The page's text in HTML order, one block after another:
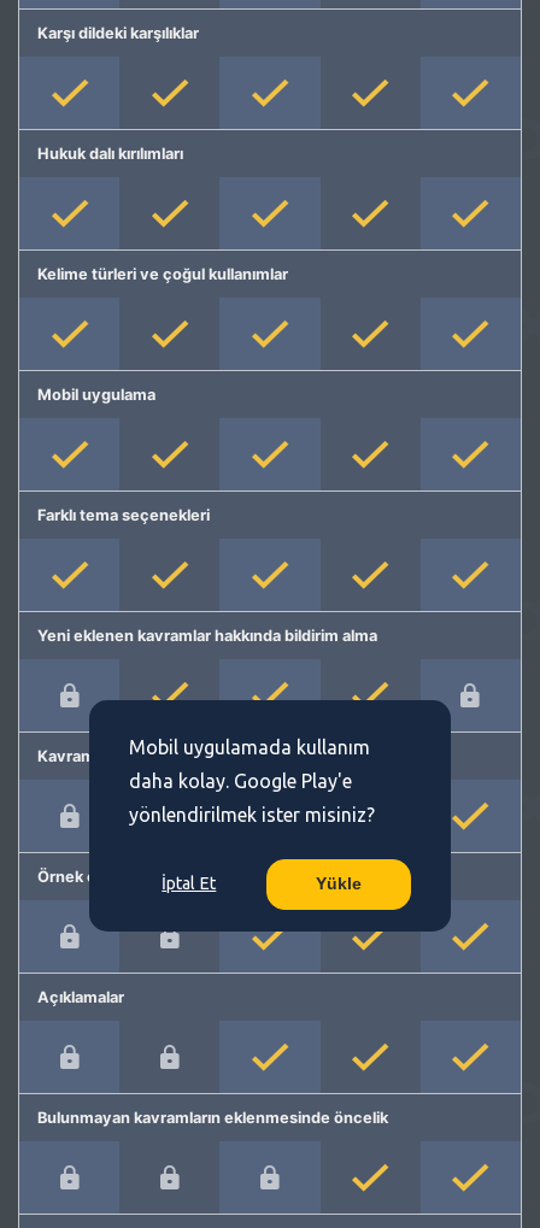
Karşı dildeki karşılıklar
Hukuk dalı kırılımları
Kelime türleri ve çoğul kullanımlar
Mobil uygulama
Farklı tema seçenekleri
Yeni eklenen kavramlar hakkında bildirim alma
Kavram önerme
Örnek cümleler
Açıklamalar
Bulunmayan kavramların eklenmesinde öncelik
Mobil uygulamada kullanım
daha kolay. Google Play'e
yönlendirilmek ister misiniz?
İptal Et Yükle